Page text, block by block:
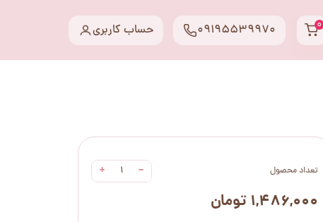
۰ حساب کاربری 09195539970
تعداد محصول −
+
۱,۴۸۶,۰۰۰ تومان